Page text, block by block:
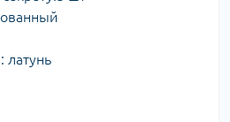
латунь